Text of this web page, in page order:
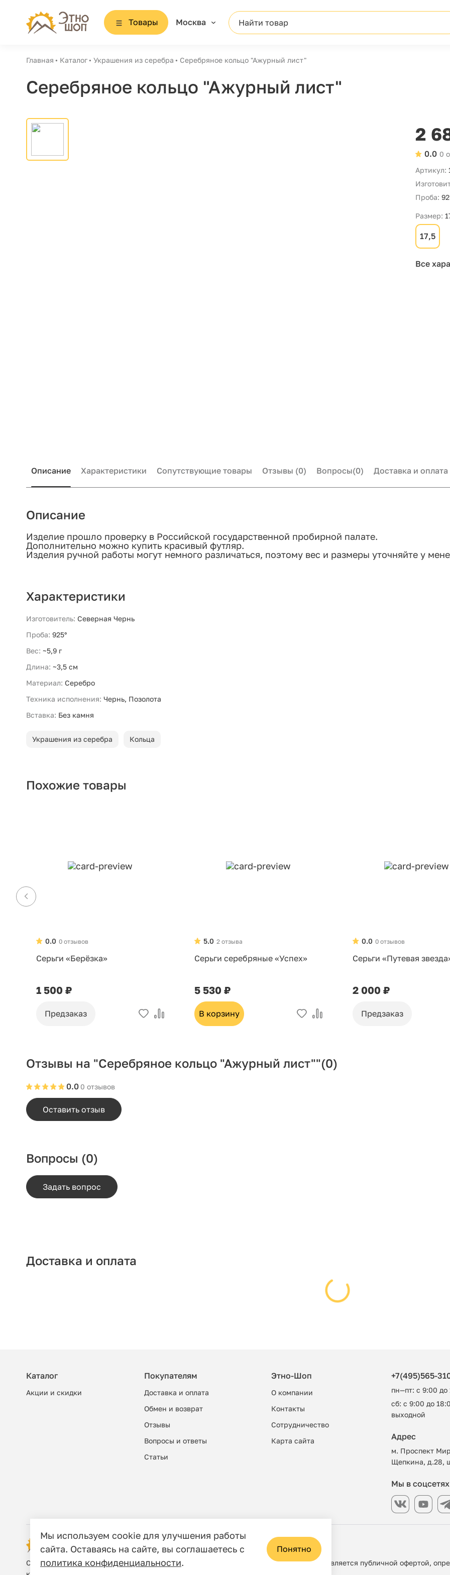
Товары Москва Найти товар
Главная Каталог Украшения из серебра Серебряное кольцо "Ажурный лист"
Серебряное кольцо "Ажурный лист"
2
0
0.0
Артикул:
Проба:
Размер:
17,5
Все
Описание Характеристики Сопутствующие товары Отзывы (0) Вопросы(0) Доставка и оплата
Описание
Изделие прошло проверку в Российской государственной пробирной палате.
Дополнительно можно купить красивый футляр.
Изделия ручной работы могут немного различаться, поэтому вес и размеры уточняйте у
Характеристики
Изготовитель: Северная Чернь
Проба: 925°
Вес: ~5,9 г
Длина: ~3,5 см
Материал: Серебро
Техника исполнения: Чернь, Позолота
Вставка: Без камня
Украшения из серебра Кольца
Похожие товары
0 отзывов
0.0
Серьги «Берёзка»
1 500 ₽
Предзаказ
2 отзыва
5.0
Серьги серебряные «Успех»
5 530 ₽
В корзину
0 отзывов
0.0
Серьги «Путевая
2 000 ₽
Предзаказ
Отзывы на "Серебряное кольцо "Ажурный лист""(0)
0 отзывов
0.0
Оставить отзыв
Вопросы (0)
Задать вопрос
Доставка и оплата
Каталог
Акции и скидки
Покупателям
Доставка и оплата
Обмен и возврат
Отзывы
Вопросы и ответы
Cтатьи
Этно-Шоп
О компании
Контакты
Сотрудничество
Карта сайта
+7(495)565-
пн—пт: с 9:00 до
сб: с 9:00 до
выходной
Адрес
м. Проспект
Щепкина, д.28,
Мы в соцсетях
© 2006 - 2026 Этно-шоп, Интернет-магазин
Сайт носит исключительно информационный характер, и ни при каких условиях не является публичной офертой,
Мы используем cookie для улучшения работы
сайта. Оставаясь на сайте, вы соглашаетесь с
политика конфиденциальности.
Понятно